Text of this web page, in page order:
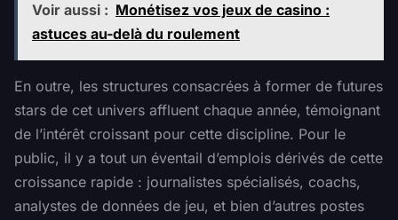
Voir aussi : Monétisez vos jeux de casino :
astuces au-delà du roulement
En outre, les structures consacrées à former de futures
stars de cet univers affluent chaque année, témoignant
de l’intérêt croissant pour cette discipline. Pour le
public, il y a tout un éventail d’emplois dérivés de cette
croissance rapide : journalistes spécialisés, coachs,
analystes de données de jeu, et bien d’autres postes